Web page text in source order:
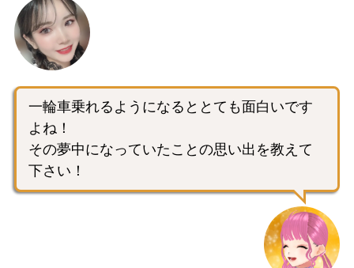
一輪車乗れるようになるととても面白いです
よね！
その夢中になっていたことの思い出を教えて
下さい！